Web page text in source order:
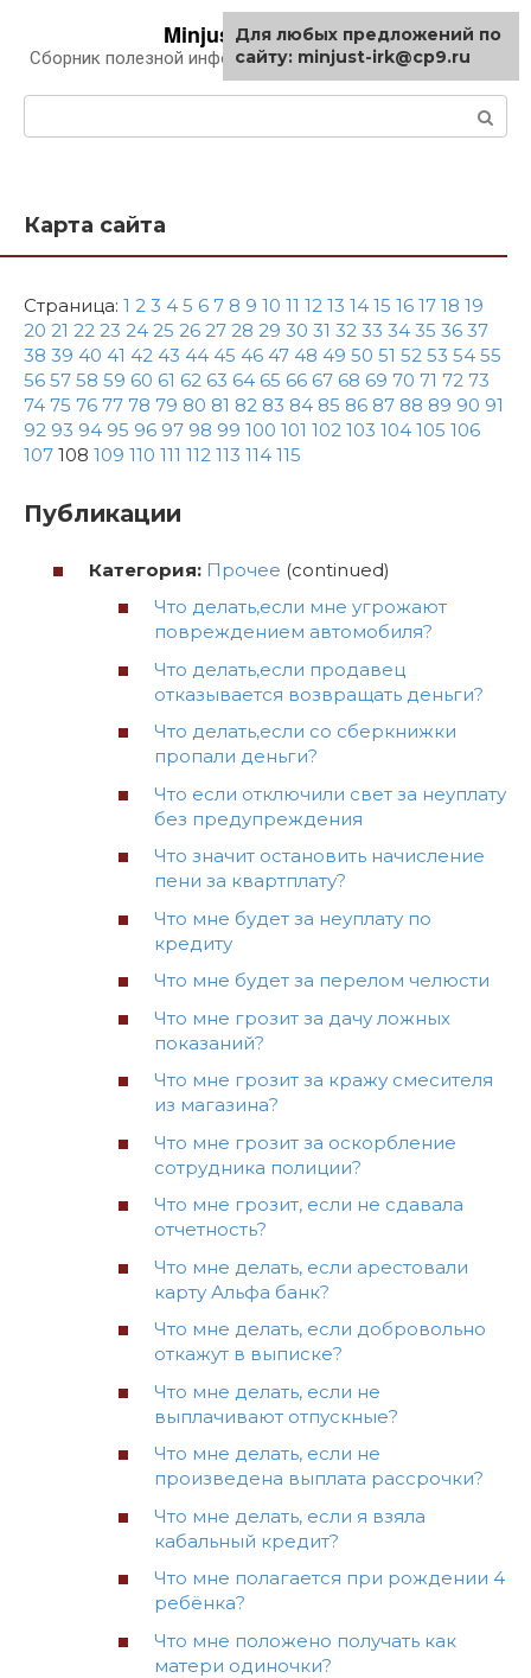
контенту
Minjust-irk.ru
Сборник полезной информации про автомобили
Карта сайта
Страница: 1 2 3 4 5 6 7 8 9 10 11 12 13 14 15 16 17 18 19
20 21 22 23 24 25 26 27 28 29 30 31 32 33 34 35 36 37
38 39 40 41 42 43 44 45 46 47 48 49 50 51 52 53 54 55
56 57 58 59 60 61 62 63 64 65 66 67 68 69 70 71 72 73
74 75 76 77 78 79 80 81 82 83 84 85 86 87 88 89 90 91
92 93 94 95 96 97 98 99 100 101 102 103 104 105 106
107 108 109 110 111 112 113 114 115
Публикации
Категория: Прочее (continued)
Что делать,если мне угрожают
повреждением автомобиля?
Что делать,если продавец
отказывается возвращать деньги?
Что делать,если со сберкнижки
пропали деньги?
Что если отключили свет за неуплату
без предупреждения
Что значит остановить начисление
пени за квартплату?
Что мне будет за неуплату по
кредиту
Что мне будет за перелом челюсти
Что мне грозит за дачу ложных
показаний?
Что мне грозит за кражу смесителя
из магазина?
Что мне грозит за оскорбление
сотрудника полиции?
Что мне грозит, если не сдавала
отчетность?
Что мне делать, если арестовали
карту Альфа банк?
Что мне делать, если добровольно
откажут в выписке?
Что мне делать, если не
выплачивают отпускные?
Что мне делать, если не
произведена выплата рассрочки?
Что мне делать, если я взяла
кабальный кредит?
Что мне полагается при рождении 4
ребёнка?
Что мне положено получать как
матери одиночки?
Для любых предложений по
сайту: minjust-irk@cp9.ru